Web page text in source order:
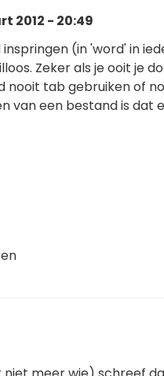
2012 - 20:49
inspringen (in 'word' in
Zeker als je ooit je
nooit tab gebruiken of
van een bestand is dat